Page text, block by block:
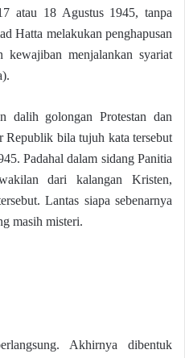
atau 18 Agustus 1945, tanpa
Hatta melakukan penghapusan
menjalankan syariat
dalih golongan Protestan dan
bila tujuh kata tersebut
Padahal dalam sidang Panitia
dari kalangan Kristen,
Lantas siapa sebenarnya
masih misteri.
Akhirnya dibentuk